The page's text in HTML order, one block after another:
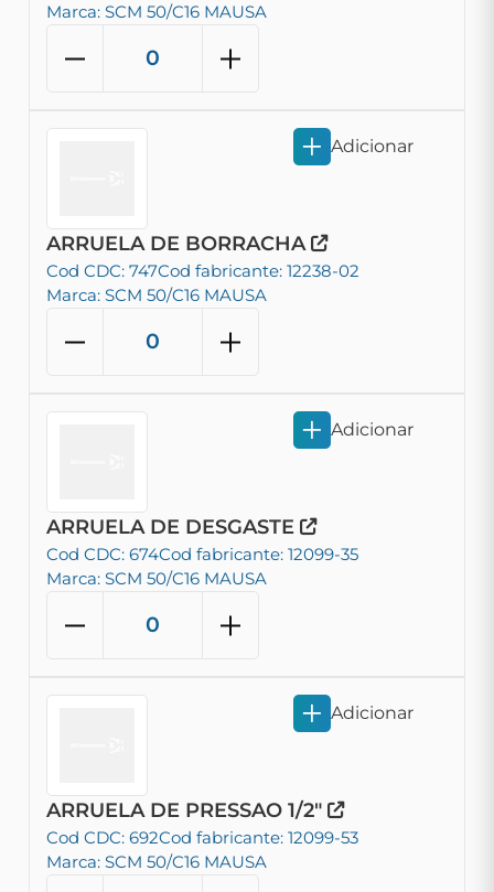
Marca: SCM 50/C16 MAUSA
ARRUELA DE BORRACHA
Cod CDC: 747Cod fabricante: 12238-02
Marca: SCM 50/C16 MAUSA
Adicionar
ARRUELA DE DESGASTE
Cod CDC: 674Cod fabricante: 12099-35
Marca: SCM 50/C16 MAUSA
Adicionar
ARRUELA DE PRESSAO 1/2"
Cod CDC: 692Cod fabricante: 12099-53
Marca: SCM 50/C16 MAUSA
Adicionar